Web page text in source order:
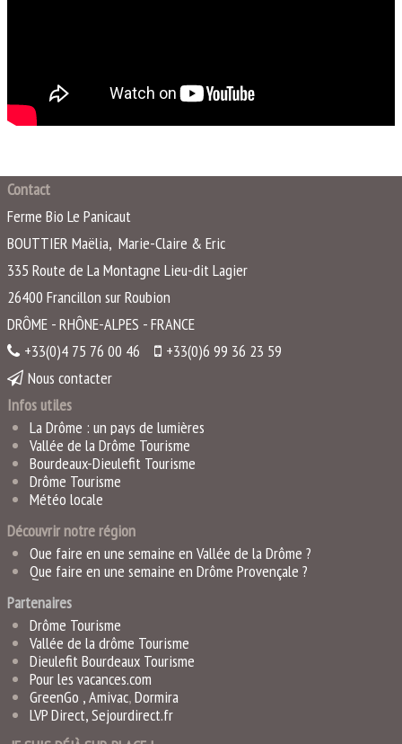
Contact
Ferme Bio Le Panicaut
BOUTTIER Maëlia, Marie-Claire & Eric
335 Route de La Montagne Lieu-dit Lagier
26400 Francillon sur Roubion
DRÔME - RHÔNE-ALPES - FRANCE
+33(0)4 75 76 00 46
+33(0)6 99 36 23 59
Nous contacter
Infos utiles
La Drôme : un pays de lumières
Vallée de la Drôme Tourisme
Bourdeaux-Dieulefit Tourisme
Drôme Tourisme
Météo locale
Découvrir notre région
Que faire en une semaine en Vallée de la Drôme ?
Que faire en une semaine en Drôme Provençale ?
Partenaires
Drôme Tourisme
Vallée de la drôme Tourisme
Dieulefit Bourdeaux Tourisme
Pour les vacances.com
GreenGo ,Amivac,Dormira
LVP Direct,Sejourdirect.fr